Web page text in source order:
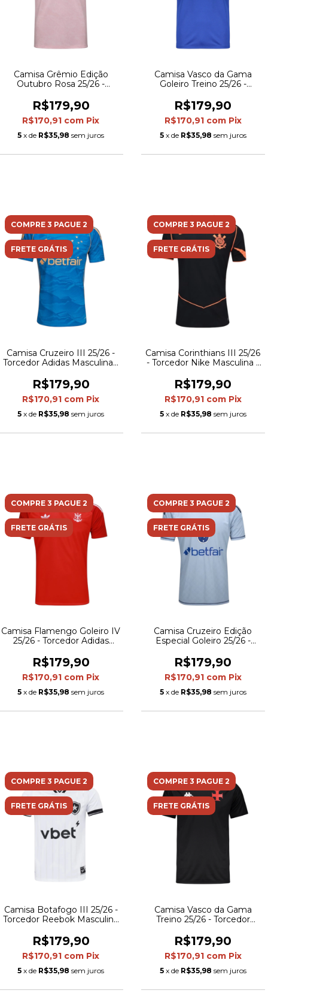
Camisa Grêmio Edição
Outubro Rosa 25/26 -
Rosa
R$179,90
R$170,91 com Pix
5 x de R$35,98 sem juros
Camisa Vasco da Gama
Goleiro Treino 25/26 -
Azul e preta
R$179,90
R$170,91 com Pix
5 x de R$35,98 sem juros
COMPRE 3 PAGUE 2
FRETE GRÁTIS
Camisa Cruzeiro III 25/26 -
Torcedor Adidas Masculina -
dourado
R$179,90
R$170,91 com Pix
5 x de R$35,98 sem juros
COMPRE 3 PAGUE 2
FRETE GRÁTIS
Camisa Corinthians III 25/26
- Torcedor Nike Masculina -
R$179,90
R$170,91 com Pix
5 x de R$35,98 sem juros
COMPRE 3 PAGUE 2
FRETE GRÁTIS
Camisa Flamengo Goleiro IV
25/26 - Torcedor Adidas
R$179,90
R$170,91 com Pix
5 x de R$35,98 sem juros
COMPRE 3 PAGUE 2
FRETE GRÁTIS
Camisa Cruzeiro Edição
Especial Goleiro 25/26 -
Azul
R$179,90
R$170,91 com Pix
5 x de R$35,98 sem juros
COMPRE 3 PAGUE 2
FRETE GRÁTIS
Camisa Botafogo III 25/26 -
Torcedor Reebok Masculina
preto
R$179,90
R$170,91 com Pix
5 x de R$35,98 sem juros
COMPRE 3 PAGUE 2
FRETE GRÁTIS
Camisa Vasco da Gama
Treino 25/26 - Torcedor
R$179,90
R$170,91 com Pix
5 x de R$35,98 sem juros